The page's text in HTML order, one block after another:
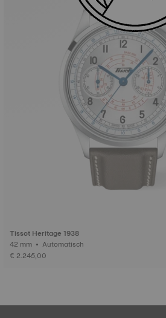
Tissot Heritage 1938
42 mm • Automatisch
€ 2.245,00